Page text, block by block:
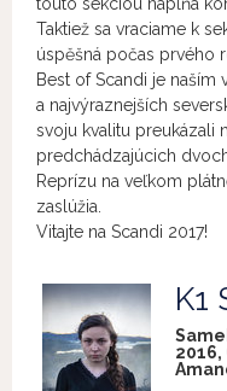
Taktiež sa vraciame k
úspěšná počas prvého
Best of Scandi je
a najvýraznejších
svoju kvalitu preukázali
predchádzajúcich
Reprízu na veľkom
zaslúžia.
Vitajte na Scandi 2017!
K1
2016,